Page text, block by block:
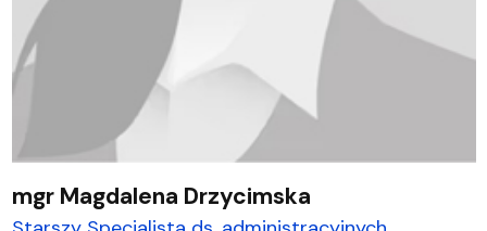
mgr Magdalena Drzycimska